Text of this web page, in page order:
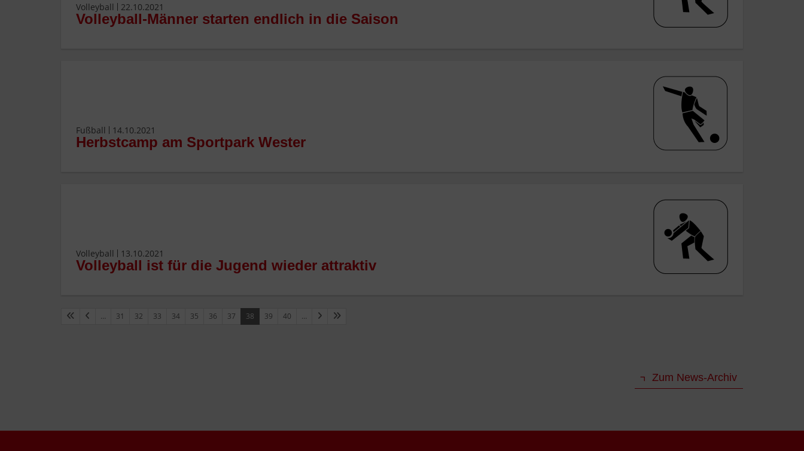
Volleyball 22.10.2021
Volleyball-Männer starten endlich in die Saison
Fußball 14.10.2021
Herbstcamp am Sportpark Wester
Volleyball 13.10.2021
Volleyball ist für die Jugend wieder attraktiv
… 31 32 33 34 35 36 37 38 39 40 …
Zum News-Archiv